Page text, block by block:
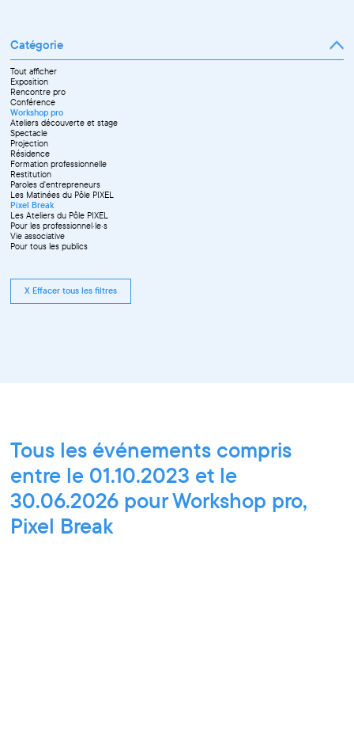
Catégorie
Tout afficher
Exposition
Rencontre pro
Conférence
Workshop pro
Ateliers découverte et stage
Spectacle
Projection
Résidence
Formation professionnelle
Restitution
Paroles d'entrepreneurs
Les Matinées du Pôle PIXEL
Pixel Break
Les Ateliers du Pôle PIXEL
Pour les professionnel·le·s
Vie associative
Pour tous les publics
X Effacer tous les filtres
Tous les événements compris
entre le 01.10.2023 et le
30.06.2026 pour Workshop pro,
Pixel Break